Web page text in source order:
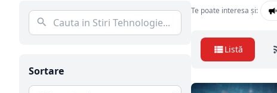
Sortare
Te poate interesa și:
Listă